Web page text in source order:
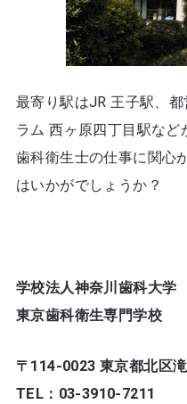
最寄り駅はJR 王子駅、
ラム 西ヶ原四丁目駅な
歯科衛生士の仕事に関心
はいかがでしょうか？
学校法人神奈川歯科大学
東京歯科衛生専門学校
〒114-0023 東京都北区
TEL：03-3910-7211